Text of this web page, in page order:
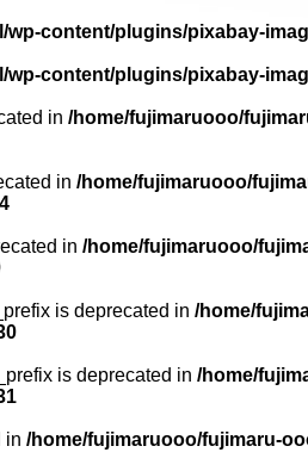
content/plugins/pixabay-
content/plugins/pixabay-
in /home/fujimaruooo/
in /home/fujimaruooo/
in /home/fujimaruooo/
is deprecated in /home/
is deprecated in /home/
in /home/fujimaruooo/fujimaru-